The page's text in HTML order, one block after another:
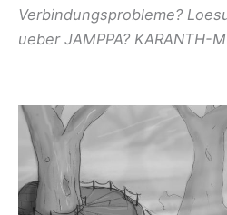
Verbindungsprobleme?
ueber JAMPPA? KARANTH-